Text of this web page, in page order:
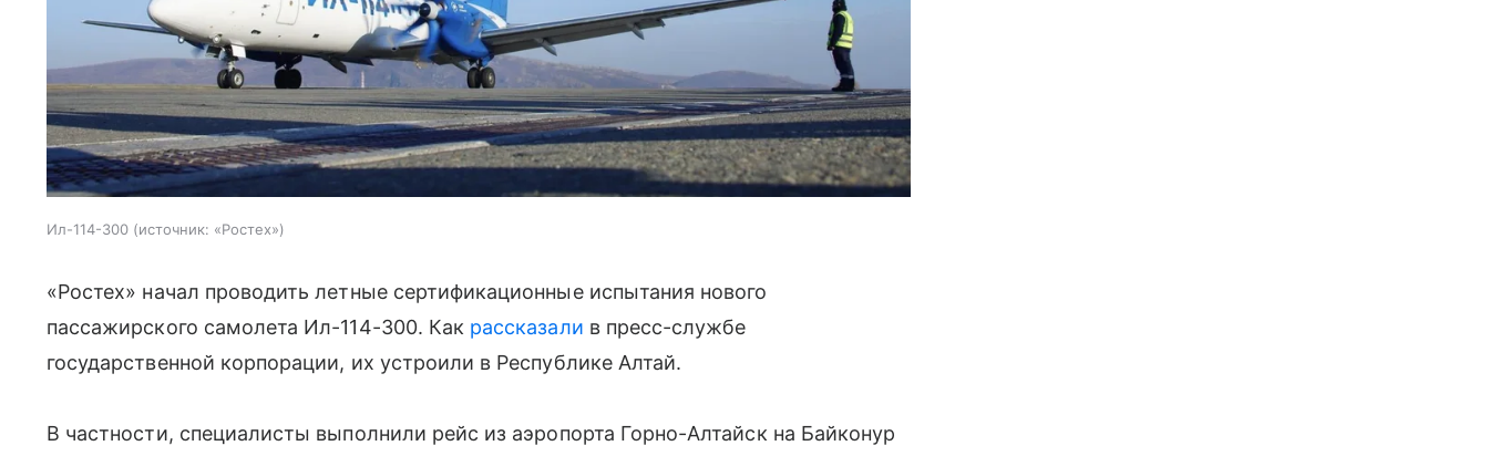
Ил-114-300 источник: «Ростех»
«Ростех» начал проводить летные сертификационные испытания нового
пассажирского самолета Ил-114-300. Как рассказали в пресс-службе
государственной корпорации, их устроили в Республике Алтай.
В частности, специалисты выполнили рейс из аэропорта Горно-Алтайск на Байконур